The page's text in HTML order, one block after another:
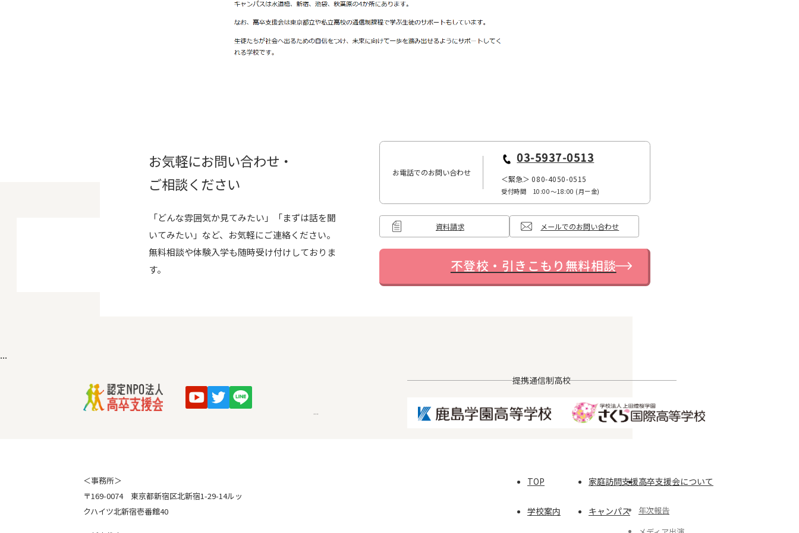
...
...
...
お気軽にお問い合わせ・
ご相談ください
「どんな雰囲気か見てみたい」「まずは話を聞
いてみたい」など、お気軽にご連絡ください。
無料相談や体験入学も随時受け付けしておりま
す。
お電話でのお問い合わせ
03-5937-0513
＜緊急＞080-4050-0515
受付時間 10:00〜18:00 (月ー金)
資料請求 メールでのお問い合わせ
不登校・引きこもり無料相談
提携通信制高校
＜事務所＞
〒169-0074 東京都新宿区北新宿1-29-14ルッ
クハイツ北新宿壱番館40
TOP
学校案内
家庭訪問支援
キャンパス
高卒支援会について
年次報告